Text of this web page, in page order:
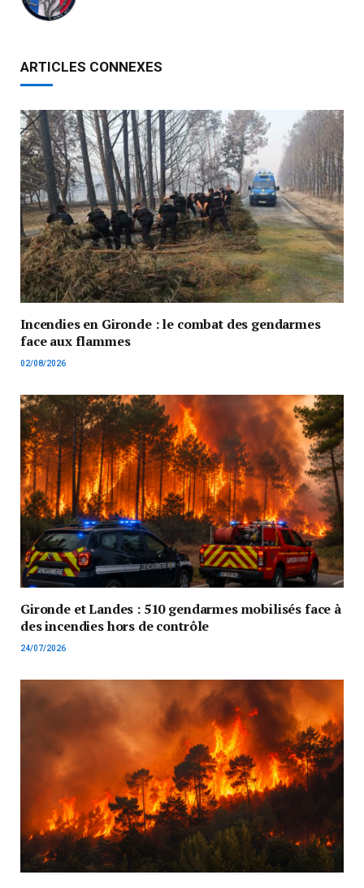
ARTICLES CONNEXES
Incendies en Gironde : le combat des gendarmes
face aux flammes
02/08/2026
Gironde et Landes : 510 gendarmes mobilisés face à
des incendies hors de contrôle
24/07/2026